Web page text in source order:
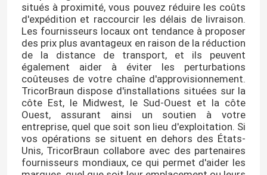
situés à proximité, vous pouvez réduire les coûts
d'expédition et raccourcir les délais de livraison.
Les fournisseurs locaux ont tendance à proposer
des prix plus avantageux en raison de la réduction
de la distance de transport, et ils peuvent
également aider à éviter les perturbations
coûteuses de votre chaîne d'approvisionnement.
TricorBraun dispose d'installations situées sur la
côte Est, le Midwest, le Sud-Ouest et la côte
Ouest, assurant ainsi un soutien à votre
entreprise, quel que soit son lieu d'exploitation. Si
vos opérations se situent en dehors des États-
Unis, TricorBraun collabore avec des partenaires
fournisseurs mondiaux, ce qui permet d'aider les